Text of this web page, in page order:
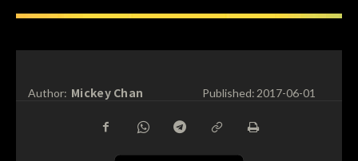
Author: Mickey Chan Published:2017-06-01